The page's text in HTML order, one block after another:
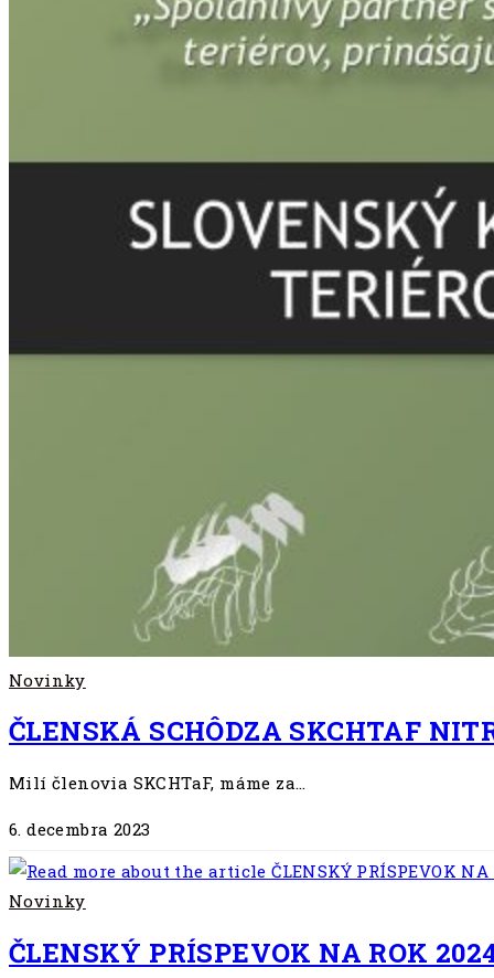
Novinky
ČLENSKÁ SCHÔDZA SKCHTAF
Milí členovia SKCHTaF, máme za…
6. decembra 2023
Novinky
ČLENSKÝ PRÍSPEVOK NA ROK